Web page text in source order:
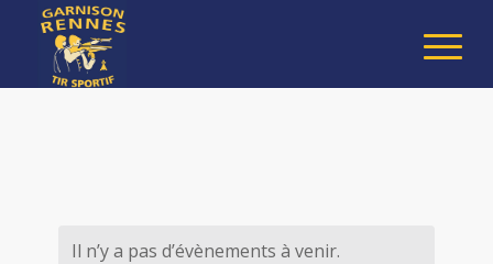
Il n’y a pas d’évènements à venir.